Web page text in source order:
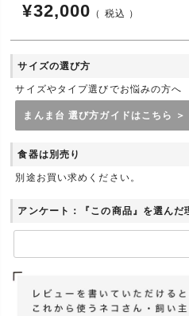
¥32,000 税込
サイズの選び方
サイズやタイプ選びでお悩みの方へ
まんま台 選び方ガイドはこちら ＞
食器は別売り
別途お買い求めください。
アンケート：『この商品』を選んだ